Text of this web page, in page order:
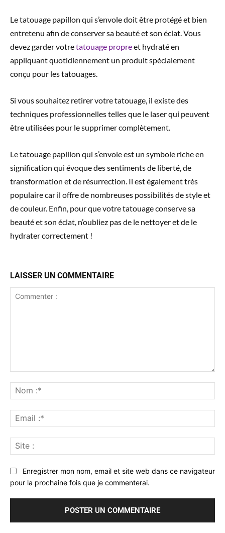
Le tatouage papillon qui s’envole doit être protégé et bien
entretenu afin de conserver sa beauté et son éclat. Vous
devez garder votretatouage propreet hydraté en
appliquant quotidiennement un produit spécialement
conçu pour les tatouages.
Si vous souhaitez retirer votre tatouage, il existe des
techniques professionnelles telles que le laser qui peuvent
être utilisées pour le supprimer complètement.
Le tatouage papillon qui s’envole est un symbole riche en
signification qui évoque des sentiments de liberté, de
transformation et de résurrection. Il est également très
populaire car il offre de nombreuses possibilités de style et
de couleur. Enfin, pour que votre tatouage conserve sa
beauté et son éclat, n’oubliez pas de le nettoyer et de le
hydrater correctement !
LAISSER UN COMMENTAIRE
:*
:*
:
Enregistrer mon nom, email et site web dans ce navigateur
pour la prochaine fois que je commenterai.